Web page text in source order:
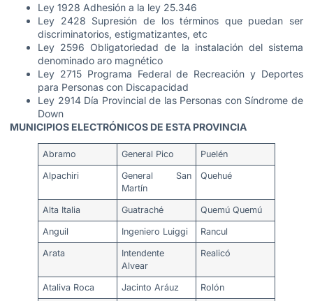
Ley 1928 Adhesión a la ley 25.346
Ley 2428 Supresión de los términos que puedan ser
discriminatorios, estigmatizantes, etc
Ley 2596 Obligatoriedad de la instalación del sistema
denominado aro magnético
Ley 2715 Programa Federal de Recreación y Deportes
para Personas con Discapacidad
Ley 2914 Día Provincial de las Personas con Síndrome de
Down
MUNICIPIOS ELECTRÓNICOS DE ESTA PROVINCIA
Abramo General Pico Puelén
Alpachiri
General San
Martín
Quehué
Alta Italia Guatraché Quemú Quemú
Anguil Ingeniero Luiggi Rancul
Arata
Intendente
Alvear
Realicó
Ataliva Roca Jacinto Aráuz Rolón